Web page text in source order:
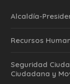
Alcaldía-
Recursos
Seguridad
Ciudadana y